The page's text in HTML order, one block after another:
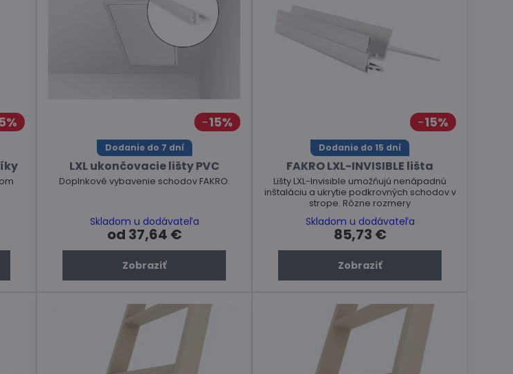
15%
Dodanie do 7 dní
LXL ukončovacie lišty PVC
Doplnkové vybavenie schodov FAKRO.
Skladom u dodávateľa
od 37,64 €
Zobraziť
15%
Dodanie do 15 dní
FAKRO LXL-INVISIBLE lišta
Lišty LXL-Invisible umožňujú nenápadnú
inštaláciu a ukrytie podkrovných schodov v
strope. Rôzne rozmery
Skladom u dodávateľa
85,73 €
Zobraziť